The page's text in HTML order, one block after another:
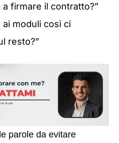
a firmare il contratto?”
ai moduli così ci
resto?”
parole da evitare